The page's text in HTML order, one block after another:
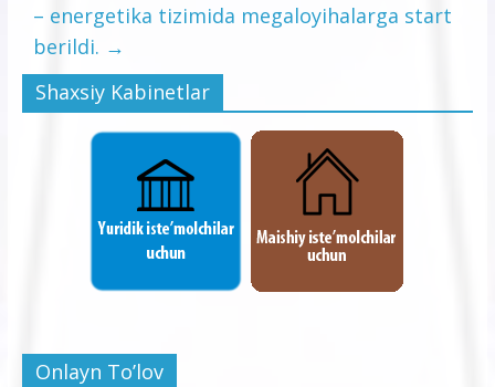
– energetika tizimida megaloyihalarga start
berildi. →
Shaxsiy Kabinetlar
Onlayn To’lov